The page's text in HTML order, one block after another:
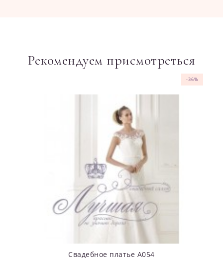
Рекомендуем присмотреться
-36%
Свадебное платье А054
-36%
-36%
-37%
-36%
-36%
-36%
-36%
-36%
-36%